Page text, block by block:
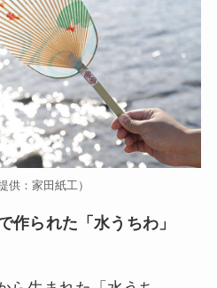
供：家田紙工）
作られた「水うちわ」